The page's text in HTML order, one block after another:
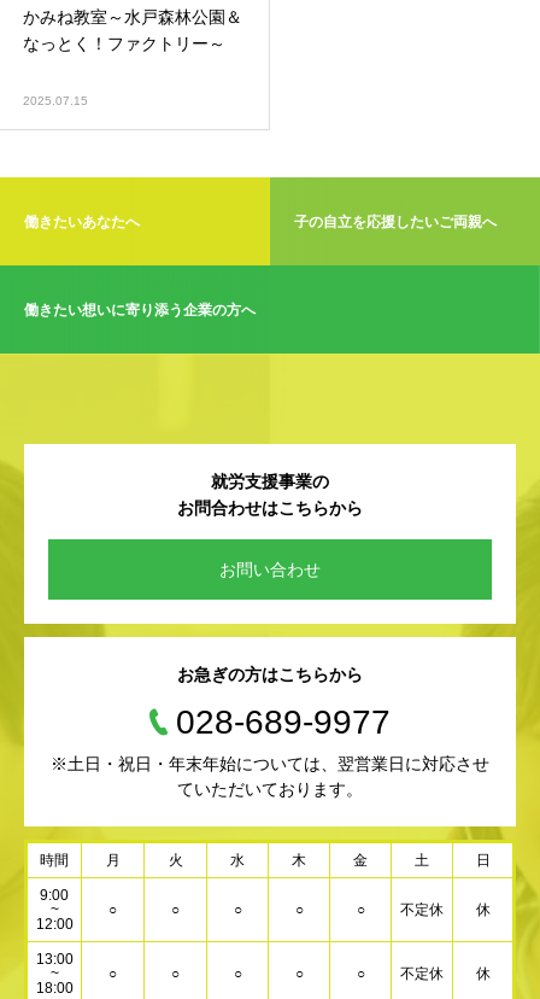
かみね教室～水戸森林公園＆
なっとく！ファクトリー～
2025.07.15
働きたいあなたへ 子の自立を応援したいご両親へ
働きたい想いに寄り添う企業の方へ
就労支援事業の
お問合わせはこちらから
お問い合わせ
お急ぎの方はこちらから
028-689-9977
※土日・祝日・年末年始については、翌営業日に対応させ
ていただいております。
時間 月 火 水 木 金 土 日
9:00
~
12:00
○ ○ ○ ○ ○ 不定休 休
13:00
~
18:00
○ ○ ○ ○ ○ 不定休 休